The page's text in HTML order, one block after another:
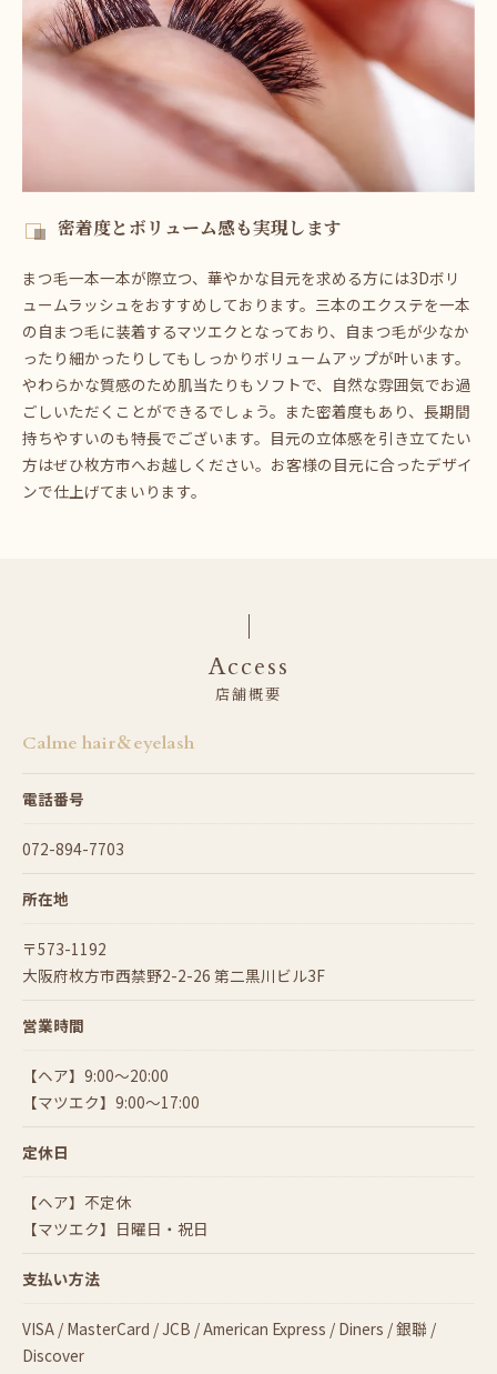
密着度とボリューム感も実現します
まつ毛一本一本が際立つ、華やかな目元を求める方には3Dボリ
ュームラッシュをおすすめしております。三本のエクステを一本
の自まつ毛に装着するマツエクとなっており、自まつ毛が少なか
ったり細かったりしてもしっかりボリュームアップが叶います。
やわらかな質感のため肌当たりもソフトで、自然な雰囲気でお過
ごしいただくことができるでしょう。また密着度もあり、長期間
持ちやすいのも特長でございます。目元の立体感を引き立てたい
方はぜひ枚方市へお越しください。お客様の目元に合ったデザイ
ンで仕上げてまいります。
店舗概要
Access
Calme hair＆eyelash
電話番号
072-894-7703
所在地
〒573-1192
大阪府枚方市西禁野2-2-26 第二黒川ビル3F
営業時間
【ヘア】9:00～20:00
【マツエク】9:00～17:00
定休日
【ヘア】不定休
【マツエク】日曜日・祝日
支払い方法
VISA / MasterCard / JCB / American Express / Diners / 銀聯 /
Discover